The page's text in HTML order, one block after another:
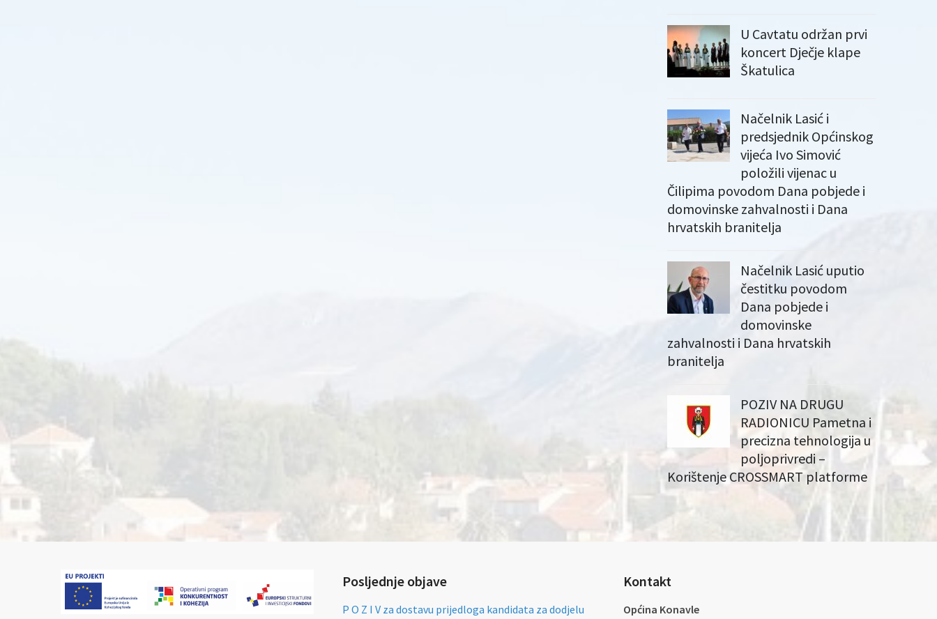
U Cavtatu održan prvi
koncert Dječje klape
Škatulica
Načelnik Lasić i
predsjednik Općinskog
vijeća Ivo Simović
položili vijenac u
Čilipima povodom Dana pobjede i
domovinske zahvalnosti i Dana
hrvatskih branitelja
Načelnik Lasić uputio
čestitku povodom
Dana pobjede i
domovinske
zahvalnosti i Dana hrvatskih
branitelja
POZIV NA DRUGU
RADIONICU Pametna i
precizna tehnologija u
poljoprivredi –
Korištenje CROSSMART platforme
Posljednje objave
P O Z I V za dostavu prijedloga kandidata za dodjelu
Kontakt
Općina Konavle